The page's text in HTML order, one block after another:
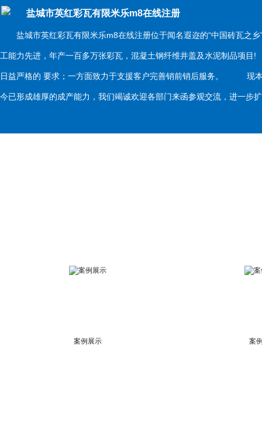
盐城市英红彩瓦有限米乐m8在线注册
盐城市英红彩瓦有限米乐m8在线注册位于闻名遐迩的“中国砖瓦之乡
工能力先进，年产一百多万张彩瓦，混凝土钢纤维井盖及水泥制品项
日益严格的 要求；一方面致力于支援客户完善销前销后服务。 现本
今已形成雄厚的成产能力，我们竭诚欢迎各部门来函参观交流，进一
案例展示 案